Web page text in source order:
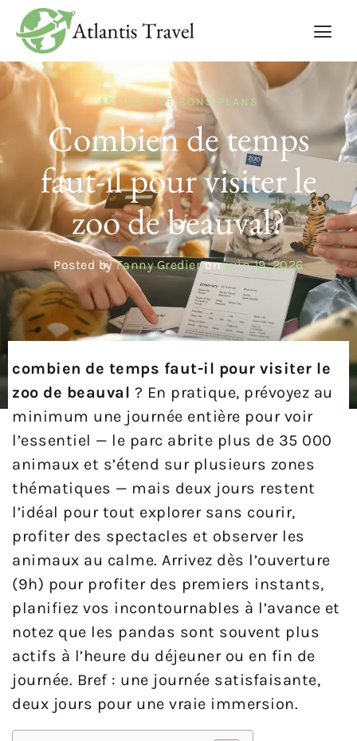
ASTUCES ET BONS PLANS
Combien de temps
faut-il pour visiter le
zoo de beauval?
Posted by Fanny Gredier on juin 19, 2026
combien de temps faut-il pour visiter le
zoo de beauval ? En pratique, prévoyez au
minimum une journée entière pour voir
l’essentiel — le parc abrite plus de 35 000
animaux et s’étend sur plusieurs zones
thématiques — mais deux jours restent
l’idéal pour tout explorer sans courir,
profiter des spectacles et observer les
animaux au calme. Arrivez dès l’ouverture
(9h) pour profiter des premiers instants,
planifiez vos incontournables à l’avance et
notez que les pandas sont souvent plus
actifs à l’heure du déjeuner ou en fin de
journée. Bref : une journée satisfaisante,
deux jours pour une vraie immersion.